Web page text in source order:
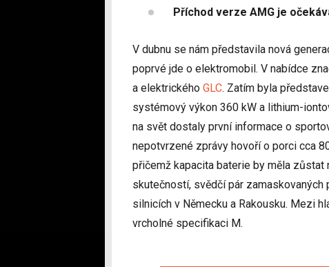
Příchod verze AMG je
V dubnu se nám představila nová
poprvé jde o elektromobil. V nabídce
a elektrického GLC. Zatím byla
systémový výkon 360 kW a lithium-
na svět dostaly první informace o
nepotvrzené zprávy hovoří o porci cca
přičemž kapacita baterie by měla zůstat
skutečností, svědčí pár
silnicích v Německu a Rakousku. Mezi
vrcholné specifikaci M.